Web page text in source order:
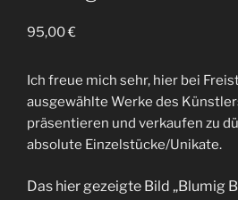
95,00€
Ich freue mich sehr, hier bei
ausgewählte Werke des
präsentieren und verkaufen zu
absolute Einzelstücke/Unikate.
Das hier gezeigte Bild „Blumig